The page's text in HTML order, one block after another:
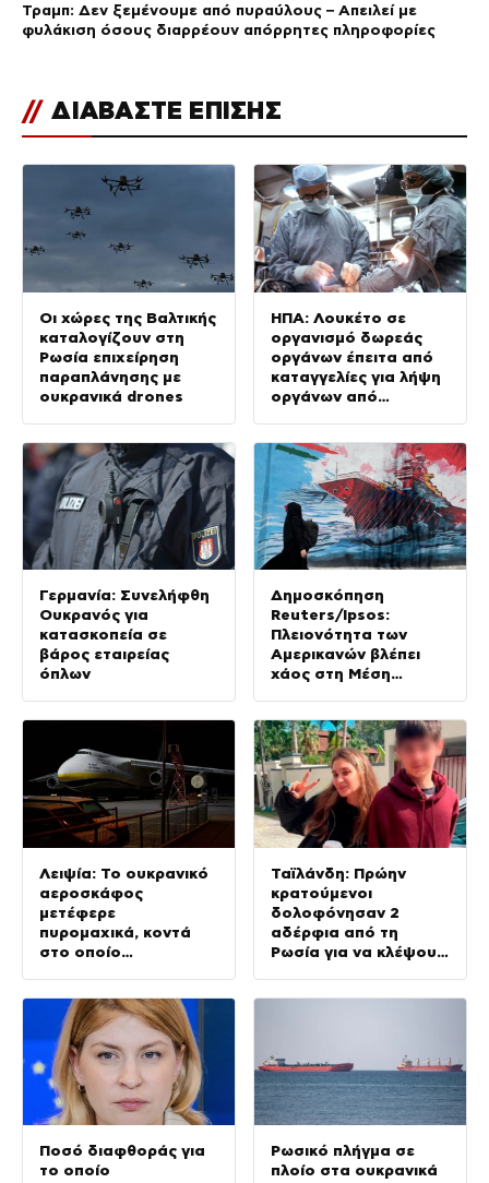
Τραμπ: Δεν ξεμένουμε από πυραύλους – Απειλεί με
φυλάκιση όσους διαρρέουν απόρρητες πληροφορίες
// ΔΙΑΒΑΣΤΕ ΕΠΙΣΗΣ
Οι χώρες της Βαλτικής
καταλογίζουν στη
Ρωσία επιχείρηση
παραπλάνησης με
ουκρανικά drones
ΗΠΑ: Λουκέτο σε
οργανισμό δωρεάς
οργάνων έπειτα από
καταγγελίες για λήψη
οργάνων από
Γερμανία: Συνελήφθη
Ουκρανός για
κατασκοπεία σε
βάρος εταιρείας
όπλων
Δημοσκόπηση
Reuters/Ipsos:
Πλειονότητα των
Αμερικανών βλέπει
χάος στη Μέση
Τραμπ
Λειψία: Το ουκρανικό
αεροσκάφος
μετέφερε
πυρομαχικά, κοντά
στο οποίο
Ταϊλάνδη: Πρώην
κρατούμενοι
δολοφόνησαν 2
αδέρφια από τη
Ρωσία για να κλέψουν
Ποσό διαφθοράς για
το οποίο
Ρωσικό πλήγμα σε
πλοίο στα ουκρανικά